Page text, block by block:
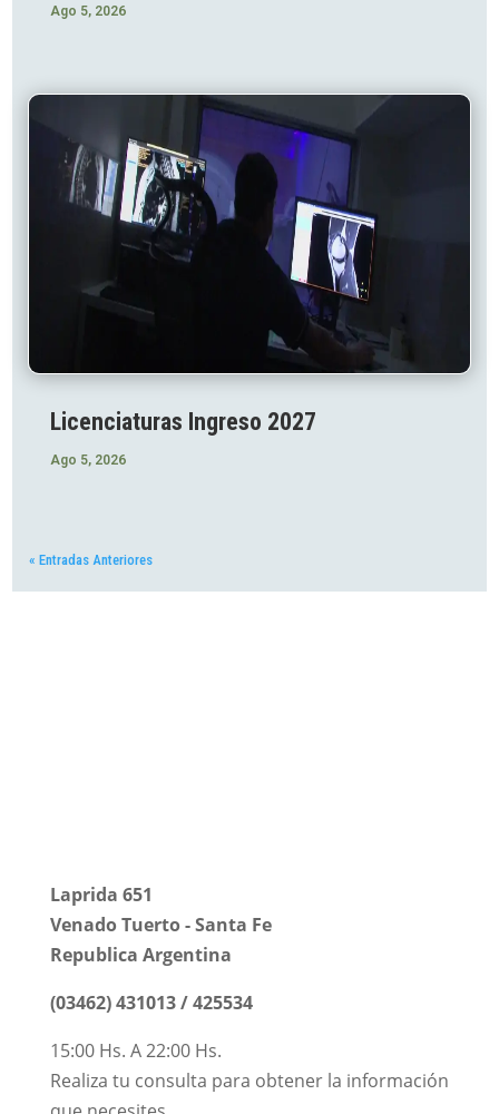
Ago 5, 2026
Licenciaturas Ingreso 2027
Ago 5, 2026
« Entradas Anteriores
Laprida 651
Venado Tuerto - Santa Fe
Republica Argentina
(03462) 431013 / 425534
15:00 Hs. A 22:00 Hs.
Realiza tu consulta para obtener la información